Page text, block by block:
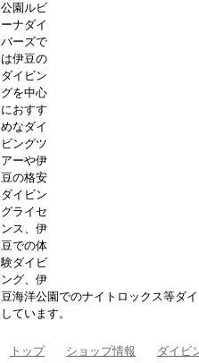
公園ルビ
ーナダイ
バーズで
は伊豆の
ダイビン
グを中心
におすす
めなダイ
ビングツ
アーや伊
豆の格安
ダイビン
グライセ
ンス、伊
豆での体
験ダイビ
ング、伊
豆海洋公園でのナイトロックス等ダ
しています。
トップ ショップ情報 ダイビ